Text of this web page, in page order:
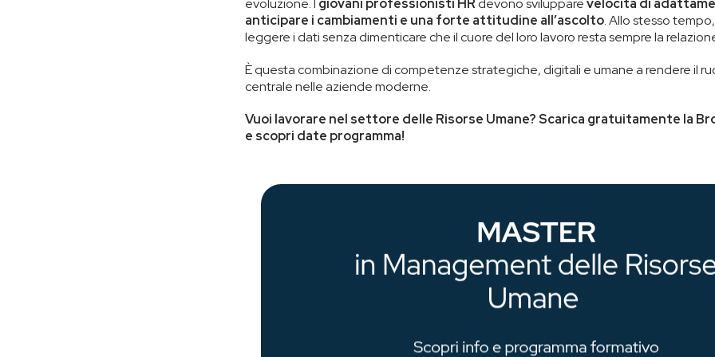
evoluzione. I giovani professionisti HR devono svilupparevelocità di
anticipare i cambiamenti e una forte attitudine all’ascolto. Allo stesso
leggere i dati senza dimenticare che il cuore del loro lavoro resta sempre la
È questa combinazione di competenze strategiche, digitali e umane a rendere il
centrale nelle aziende moderne.
Vuoi lavorare nel settore delle Risorse Umane? Scarica gratuitamente la
e scopri date programma!